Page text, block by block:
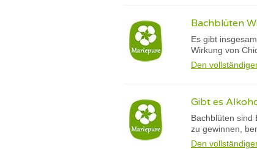
Bachblüten
Es gibt
Wirkung von
Den
Gibt es
Bachblüten sind
zu gewinnen,
Den